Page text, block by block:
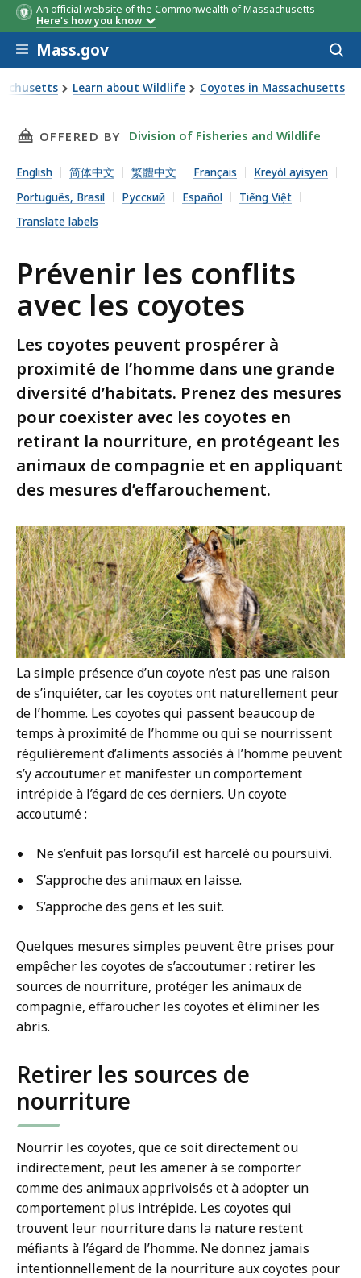
An official website of the Commonwealth of Massachusetts
Here's how you know
Skip to main content
Mass.gov
Learn about Wildlife Coyotes in Massachusetts
avec les coyotes
THIS PAGE, PRÉVENIR LES CONFLITS AVEC
OFFERED BY Division of Fisheries and Wildlife
English 简体中文 繁體中文 Français
Kreyòl ayisyen
Português, Brasil
Русский Español
Tiếng Việt
Translate labels
Prévenir les conflits
avec les coyotes
Les coyotes peuvent prospérer à
proximité de l’homme dans une grande
diversité d’habitats. Prenez des mesures
pour coexister avec les coyotes en
retirant la nourriture, en protégeant les
animaux de compagnie et en appliquant
des mesures d’effarouchement.
La simple présence d’un coyote n’est pas une raison
de s’inquiéter, car les coyotes ont naturellement peur
de l’homme. Les coyotes qui passent beaucoup de
temps à proximité de l’homme ou qui se nourrissent
régulièrement d’aliments associés à l’homme peuvent
s’y accoutumer et manifester un comportement
intrépide à l’égard de ces derniers. Un coyote
accoutumé :
Ne s’enfuit pas lorsqu’il est harcelé ou poursuivi.
S’approche des animaux en laisse.
S’approche des gens et les suit.
Quelques mesures simples peuvent être prises pour
empêcher les coyotes de s’accoutumer : retirer les
sources de nourriture, protéger les animaux de
compagnie, effaroucher les coyotes et éliminer les
abris.
Retirer les sources de
nourriture
Nourrir les coyotes, que ce soit directement ou
indirectement, peut les amener à se comporter
comme des animaux apprivoisés et à adopter un
comportement plus intrépide. Les coyotes qui
trouvent leur nourriture dans la nature restent
méfiants à l’égard de l’homme. Ne donnez jamais
intentionnellement de la nourriture aux coyotes pour